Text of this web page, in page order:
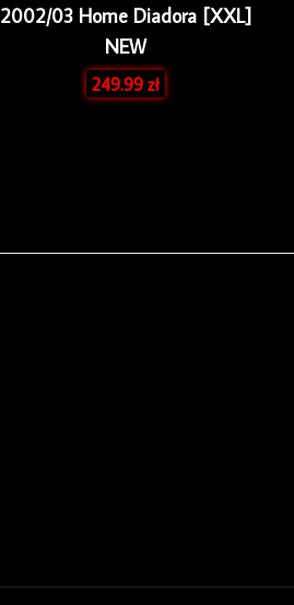
2002/03 Home Diadora [XXL]
NEW
249.99zł